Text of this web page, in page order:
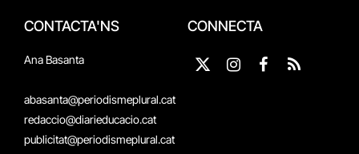
CONTACTA'NS
Ana Basanta
abasanta@periodismeplural.cat
redaccio@diarieducacio.cat
publicitat@periodismeplural.cat
CONNECTA
X
Instagram
Facebook
RSS